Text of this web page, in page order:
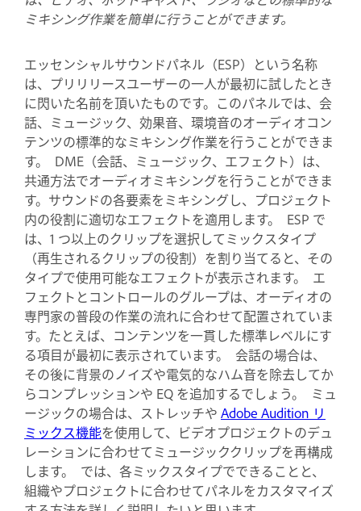
ミキシング作業を簡単に行うことができます。
エッセンシャルサウンドパネル（ESP）という名称
は、プリリリースユーザーの一人が最初に試したとき
に閃いた名前を頂いたものです。このパネルでは、会
話、ミュージック、効果音、環境音のオーディオコン
テンツの標準的なミキシング作業を行うことができま
す。 DME（会話、ミュージック、エフェクト）は、
共通方法でオーディオミキシングを行うことができま
す。サウンドの各要素をミキシングし、プロジェクト
内の役割に適切なエフェクトを適用します。 ESP で
は、1 つ以上のクリップを選択してミックスタイプ
（再生されるクリップの役割）を割り当てると、その
タイプで使用可能なエフェクトが表示されます。 エ
フェクトとコントロールのグループは、オーディオの
専門家の普段の作業の流れに合わせて配置されていま
す。たとえば、コンテンツを一貫した標準レベルにす
る項目が最初に表示されています。 会話の場合は、
その後に背景のノイズや電気的なハム音を除去してか
らコンプレッションや EQ を追加するでしょう。 ミュ
ージックの場合は、ストレッチや Adobe Audition リ
ミックス機能を使用して、ビデオプロジェクトのデュ
レーションに合わせてミュージッククリップを再構成
します。 では、各ミックスタイプでできることと、
組織やプロジェクトに合わせてパネルをカスタマイズ